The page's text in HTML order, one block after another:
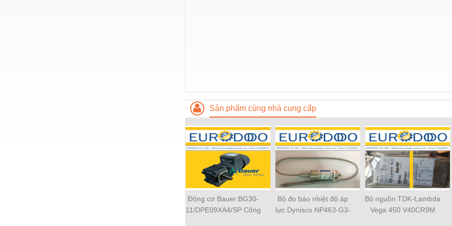
Sản phẩm cùng nhà cung cấp
Động cơ Bauer BG30-
11/DPE09XA4/SP Công
Bộ đo báo nhiệt độ áp
lực Dynisco NP463-G3-
Bộ nguồn TDK-Lambda
Vega 450 V40CR9M